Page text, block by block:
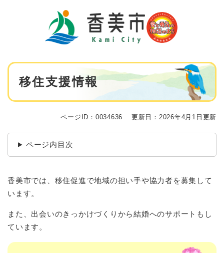
本
移住支援情報
ページID：0034636 更新日：2026年4月1日更新
ページ内目次
香美市では、移住促進で地域の担い手や協力者を募集して
います。
また、出会いのきっかけづくりから結婚へのサポートもし
ています。